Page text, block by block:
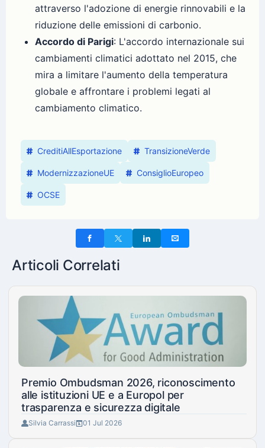
attraverso l'adozione di energie rinnovabili e la
riduzione delle emissioni di carbonio.
Accordo di Parigi: L'accordo internazionale sui
cambiamenti climatici adottato nel 2015, che
mira a limitare l'aumento della temperatura
globale e affrontare i problemi legati al
cambiamento climatico.
CreditiAllEsportazione TransizioneVerde
ModernizzazioneUE ConsiglioEuropeo
OCSE
Articoli Correlati
Premio Ombudsman 2026, riconoscimento
alle istituzioni UE e a Europol per
trasparenza e sicurezza digitale
Silvia Carrassi 01 Jul 2026